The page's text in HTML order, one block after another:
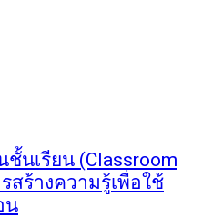
นเรียน (Classroom
สร้างความรู้เพื่อใช้
น